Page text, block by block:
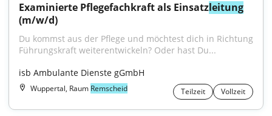
Examinierte Pflegefachkraft als Einsatzleitung
(m/w/d)
Du kommst aus der Pflege und möchtest dich in Richtung
Führungskraft weiterentwickeln? Oder hast Du...
isb Ambulante Dienste gGmbH
Wuppertal, Raum Remscheid Teilzeit Vollzeit